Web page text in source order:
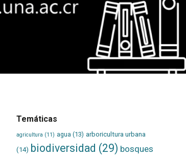
Temáticas
agricultura (11) agua (13) arboricultura urbana
(14) biodiversidad (29) bosques